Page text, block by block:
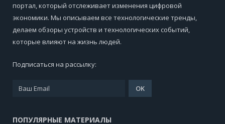
портал, который отслеживает изменения цифровой
экономики. Мы описываем все технологические тренды,
делаем обзоры устройств и технологических событий,
которые влияют на жизнь людей.
Подписаться на рассылку:
ПОПУЛЯРНЫЕ МАТЕРИАЛЫ